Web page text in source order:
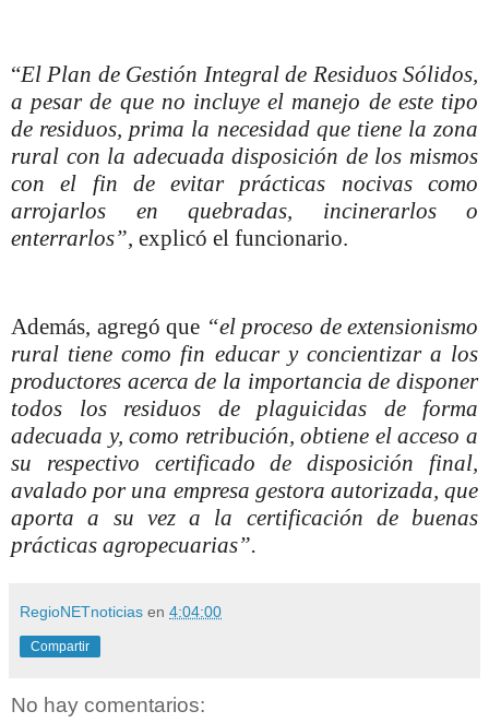
“El Plan de Gestión Integral de Residuos Sólidos,
a pesar de que no incluye el manejo de este tipo
de residuos, prima la necesidad que tiene la zona
rural con la adecuada disposición de los mismos
con el fin de evitar prácticas nocivas como
arrojarlos en quebradas, incinerarlos o
enterrarlos”, explicó el funcionario.
Además, agregó que “el proceso de extensionismo
rural tiene como fin educar y concientizar a los
productores acerca de la importancia de disponer
todos los residuos de plaguicidas de forma
adecuada y, como retribución, obtiene el acceso a
su respectivo certificado de disposición final,
avalado por una empresa gestora autorizada, que
aporta a su vez a la certificación de buenas
prácticas agropecuarias”.
RegioNETnoticias en 4:04:00
Compartir
No hay comentarios: